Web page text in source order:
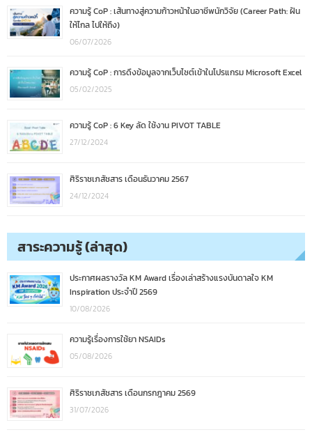
ความรู้ CoP : เส้นทางสู่ความก้าวหน้าในอาชีพนักวิจัย (Career Path: ฝัน
ให้ไกล ไปให้ถึง)
06/07/2026
ความรู้ CoP : การดึงข้อมูลจากเว็บไซต์เข้าในโปรแกรม Microsoft Excel
05/02/2025
ความรู้ CoP : 6 Key ลัด ใช้งาน PIVOT TABLE
27/12/2024
ศิริราชเภสัชสาร เดือนธันวาคม 2567
24/12/2024
สาระความรู้ (ล่าสุด)
ประกาศผลรางวัล KM Award เรื่องเล่าสร้างแรงบันดาลใจ KM
Inspiration ประจำปี 2569
10/08/2026
ความรู้เรื่องการใช้ยา NSAIDs
05/08/2026
ศิริราชเภสัชสาร เดือนกรกฎาคม 2569
31/07/2026